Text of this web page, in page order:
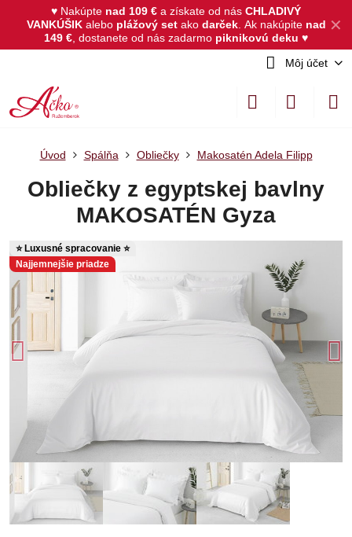
✕
♥ Nakúpte nad 109 € a získate od nás CHLADIVÝ
VANKÚŠIKalebo plážový set akodarček. Ak nakúpite nad
149 € , dostanete od nás zadarmo piknikovú deku ♥
Môj účet
⭐ Luxusné spracovanie ⭐
Najjemnejšie priadze
Úvod Spálňa Obliečky Makosatén Adela Filipp
Obliečky z egyptskej bavlny
MAKOSATÉN Gyza